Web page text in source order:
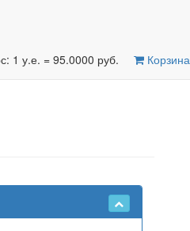
1 у.е. = 95.0000 руб. Корзина